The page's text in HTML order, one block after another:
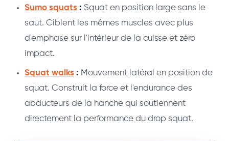
Sumo squats : Squat en position large sans le
saut. Ciblent les mêmes muscles avec plus
d'emphase sur l'intérieur de la cuisse et zéro
impact.
Squat walks : Mouvement latéral en position de
squat. Construit la force et l'endurance des
abducteurs de la hanche qui soutiennent
directement la performance du drop squat.